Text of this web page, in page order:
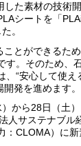
た素材の技術
シートを「
。
とができるた
。そのため、
“安心して使え
発を進めます。
から28日（土
サステナブル
CLOMA）に新